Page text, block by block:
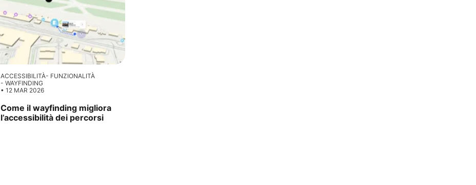
ACCESSIBILITÀ
FUNZIONALITÀ
WAYFINDING
12 MAR 2026
Come il wayfinding migliora
l’accessibilità dei percorsi